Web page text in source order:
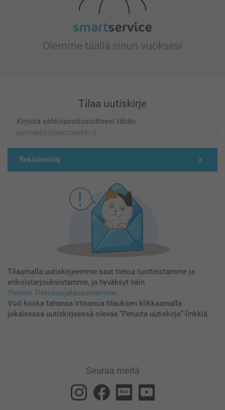
Olemme täällä sinun vuoksesi
Tilaa uutiskirje
Kirjoita sähköpostiosoitteesi tähän
Rekisteröidy
Tilaamalla uutiskirjeemme saat tietoa tuotteistamme ja
erikoistarjouksistamme, ja hyväksyt näin
Yleisen Tietosuojalausumamme.
Voit koska tahansa irtisanoa tilauksen klikkaamalla
jokaisessa uutiskirjeessä olevaa “Peruuta uutiskirje”-linkkiä.
Seuraa meitä